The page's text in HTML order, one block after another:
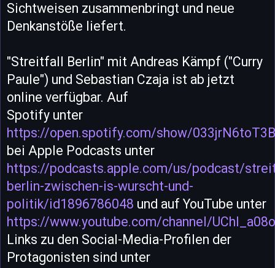
Sichtweisen zusammenbringt und neue
Denkanstöße liefert.
"Streitfall Berlin" mit Andreas Kämpf ("Curry
Paule") und Sebastian Czaja ist ab jetzt
online verfügbar. Auf
Spotify unter
https://open.spotify.com/show/
bei Apple Podcasts unter
https://podcasts.apple.com/us/podcast/
berlin-zwischen-is-wurscht-und-
politik/id1896786048 und auf YouTube unter
https://www.youtube.com/channel/
Links zu den Social-Media-Profilen der
Protagonisten sind unter